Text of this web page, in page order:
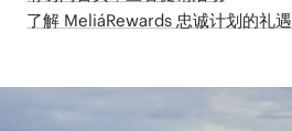
了解 MeliáRewards 忠诚计划的礼遇